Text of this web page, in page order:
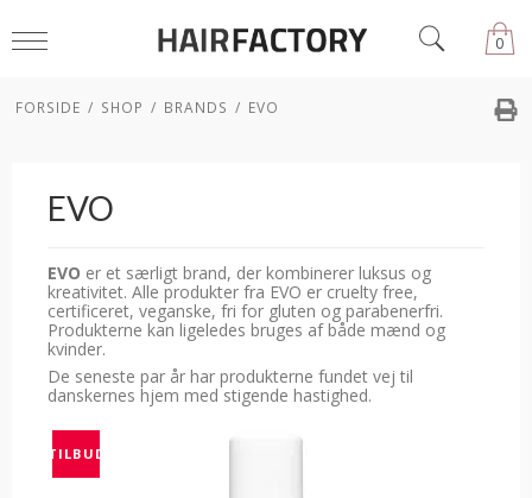
0
FORSIDE / SHOP / BRANDS / EVO
EVO
EVO er et særligt brand, der kombinerer luksus og
kreativitet. Alle produkter fra EVO er cruelty free,
certificeret, veganske, fri for gluten og parabenerfri.
Produkterne kan ligeledes bruges af både mænd og
kvinder.
De seneste par år har produkterne fundet vej til
danskernes hjem med stigende hastighed.
TILBUD